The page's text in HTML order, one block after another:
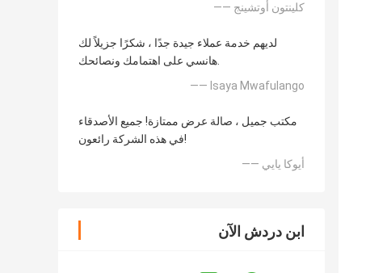
—— كلينتون أوتشينج
لديهم خدمة عملاء جيدة جدًا ، شكرًا جزيلاً لك
هانسي على اهتمامك ونصائحك.
—— Isaya Mwafulango
مكتب جميل ، صالة عرض ممتازة! جميع الأصدقاء
في هذه الشركة رائعون!
—— أيوكا يايي
ابن دردش الآن